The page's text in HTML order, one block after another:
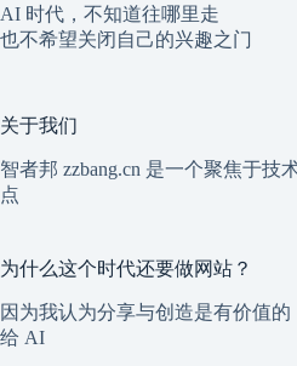
AI 时代，不知道往哪里走
也不希望关闭自己的兴趣之门
关于我们
智者邦 zzbang.cn 是一个聚焦于技
点
为什么这个时代还要做网站？
因为我认为分享与创造是有价值
给 AI